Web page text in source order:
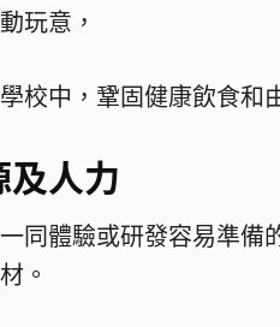
玩意，
校中，鞏固健康飲食和
及人力
同體驗或研發容易準備
。